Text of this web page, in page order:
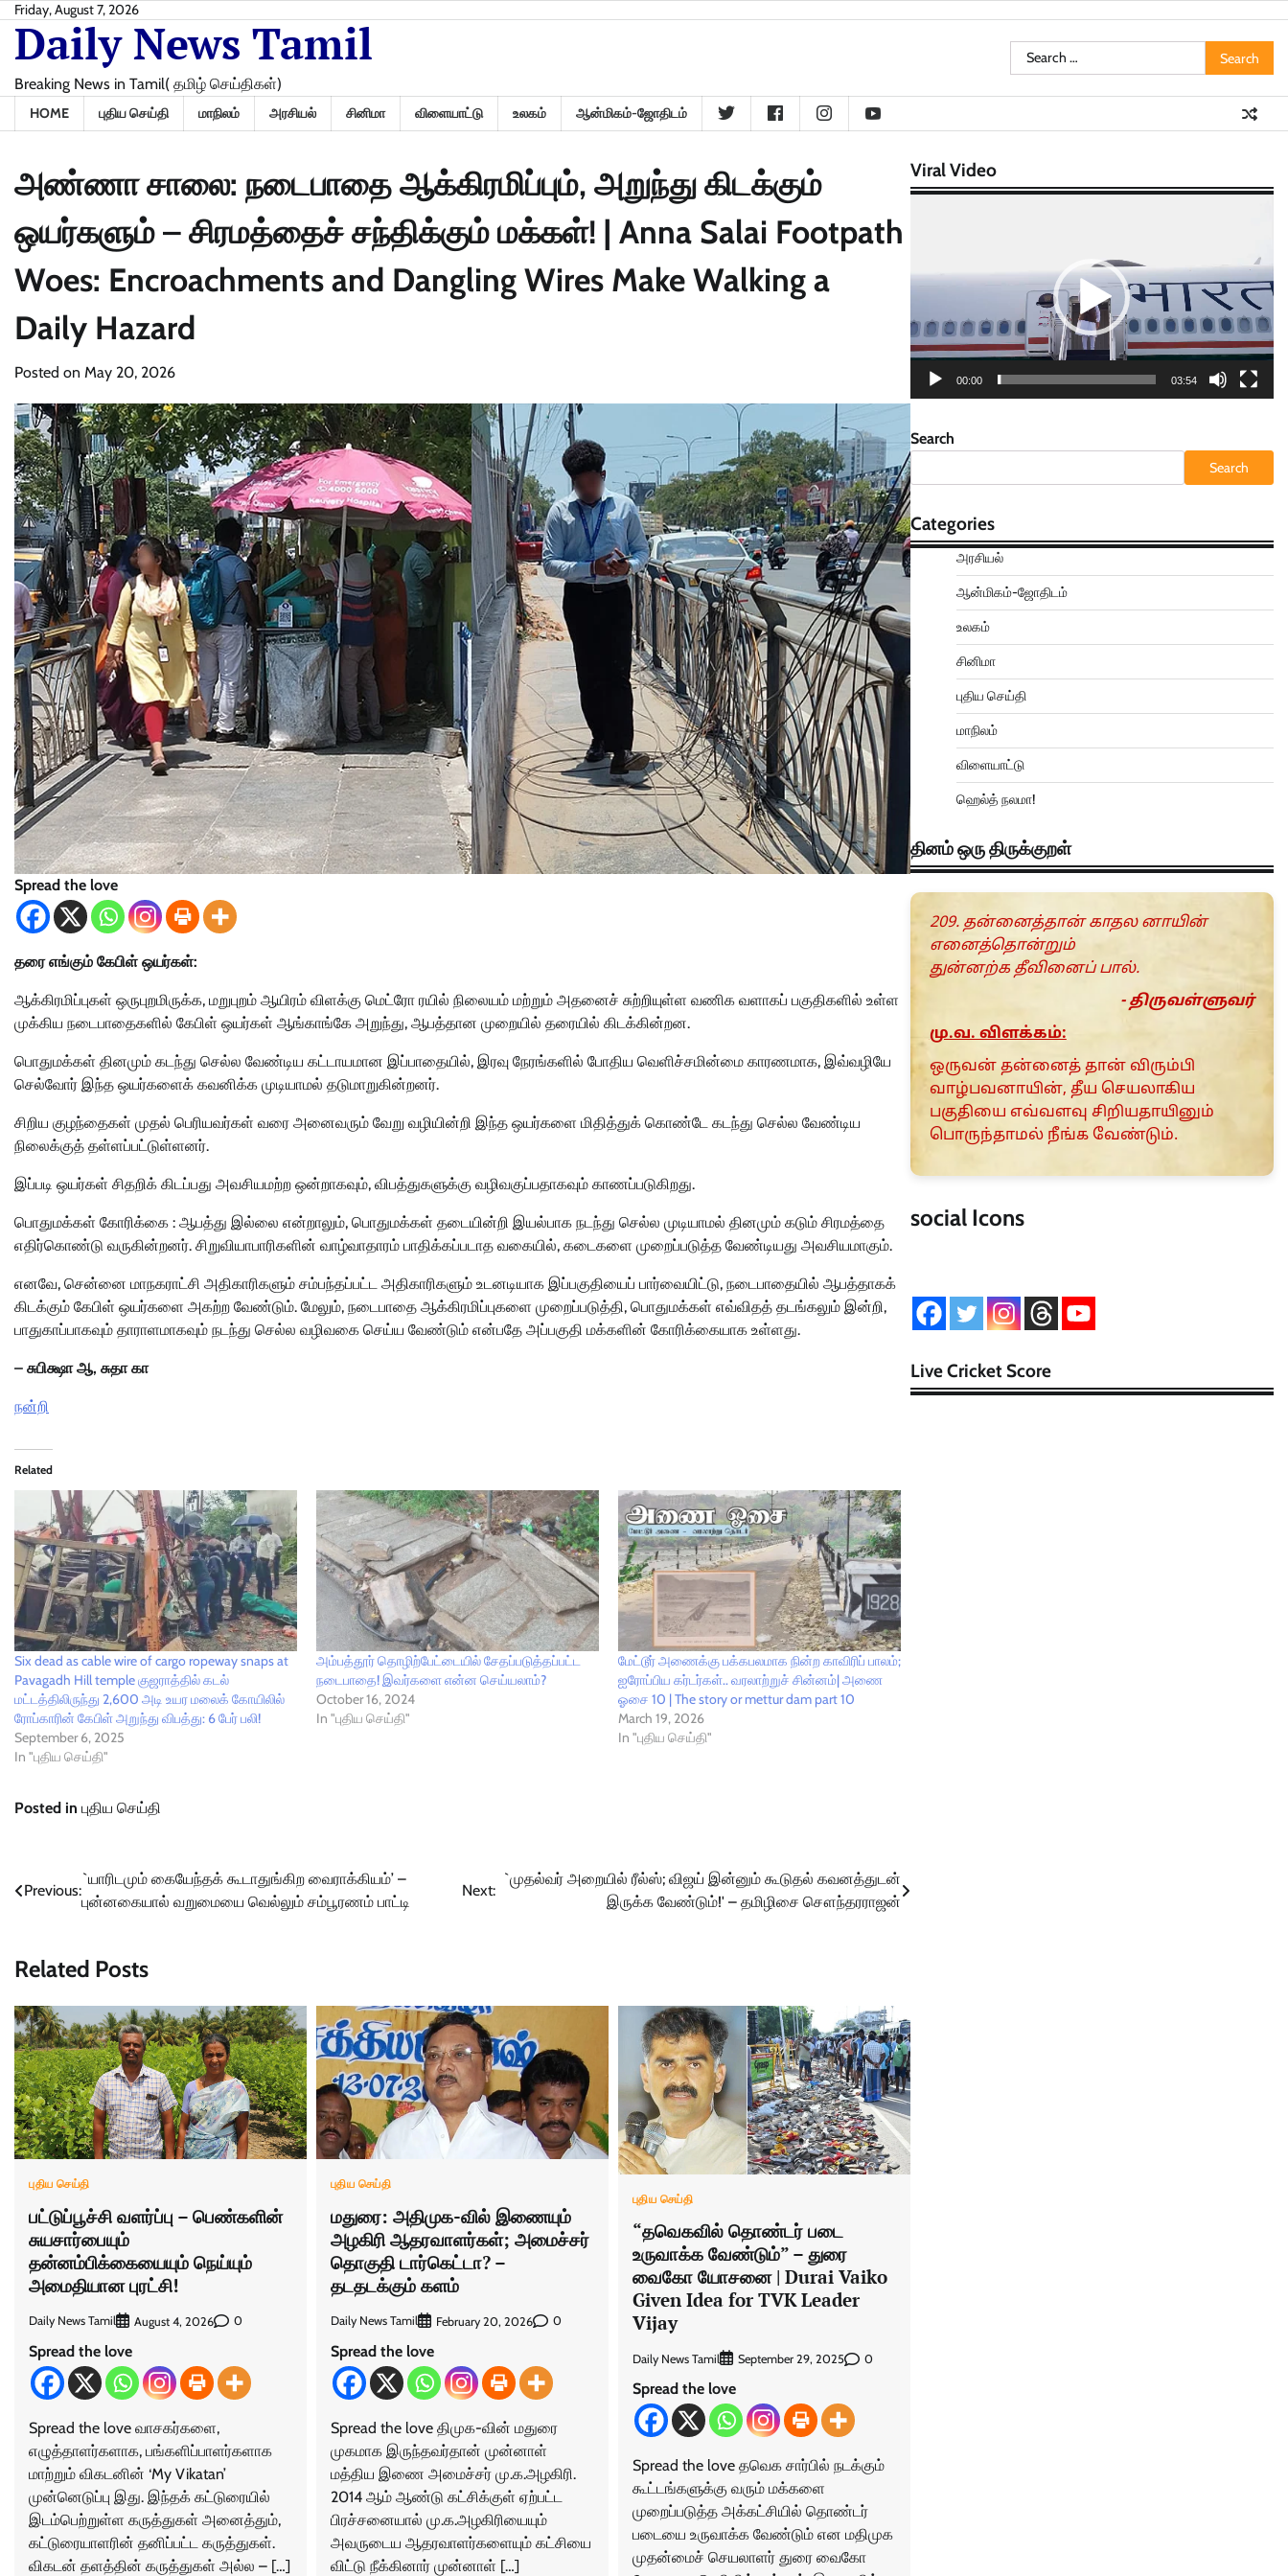
Skip
content
Friday, August 7, 2026
Daily News Tamil
Breaking News in Tamil( தமிழ் செய்திகள்)
Search
for:
HOME புதிய செய்தி மாநிலம் அரசியல் சினிமா விளையாட்டு உலகம் ஆன்மிகம்-ஜோதிடம்
அண்ணா சாலை: நடைபாதை ஆக்கிரமிப்பும், அறுந்து கிடக்கும்
ஒயர்களும் – சிரமத்தைச் சந்திக்கும் மக்கள்! | Anna Salai Footpath
Woes: Encroachments and Dangling Wires Make Walking a
Daily Hazard
Posted on May 20, 2026
Spread the love
தரை எங்கும் கேபிள் ஒயர்கள்:
ஆக்கிரமிப்புகள் ஒருபுறமிருக்க, மறுபுறம் ஆயிரம் விளக்கு மெட்ரோ ரயில் நிலையம் மற்றும் அதனைச் சுற்றியுள்ள வணிக வளாகப் பகுதிகளில் உள்ள
முக்கிய நடைபாதைகளில் கேபிள் ஒயர்கள் ஆங்காங்கே அறுந்து, ஆபத்தான முறையில் தரையில் கிடக்கின்றன.
பொதுமக்கள் தினமும் கடந்து செல்ல வேண்டிய கட்டாயமான இப்பாதையில், இரவு நேரங்களில் போதிய வெளிச்சமின்மை காரணமாக, இவ்வழியே
செல்வோர் இந்த ஒயர்களைக் கவனிக்க முடியாமல் தடுமாறுகின்றனர்.
சிறிய குழந்தைகள் முதல் பெரியவர்கள் வரை அனைவரும் வேறு வழியின்றி இந்த ஒயர்களை மிதித்துக் கொண்டே கடந்து செல்ல வேண்டிய
நிலைக்குத் தள்ளப்பட்டுள்ளனர்.
இப்படி ஒயர்கள் சிதறிக் கிடப்பது அவசியமற்ற ஒன்றாகவும், விபத்துகளுக்கு வழிவகுப்பதாகவும் காணப்படுகிறது.
பொதுமக்கள் கோரிக்கை : ஆபத்து இல்லை என்றாலும், பொதுமக்கள் தடையின்றி இயல்பாக நடந்து செல்ல முடியாமல் தினமும் கடும் சிரமத்தை
எதிர்கொண்டு வருகின்றனர். சிறுவியாபாரிகளின் வாழ்வாதாரம் பாதிக்கப்படாத வகையில், கடைகளை முறைப்படுத்த வேண்டியது அவசியமாகும்.
எனவே, சென்னை மாநகராட்சி அதிகாரிகளும் சம்பந்தப்பட்ட அதிகாரிகளும் உடனடியாக இப்பகுதியைப் பார்வையிட்டு, நடைபாதையில் ஆபத்தாகக்
கிடக்கும் கேபிள் ஒயர்களை அகற்ற வேண்டும். மேலும், நடைபாதை ஆக்கிரமிப்புகளை முறைப்படுத்தி, பொதுமக்கள் எவ்விதத் தடங்கலும் இன்றி,
பாதுகாப்பாகவும் தாராளமாகவும் நடந்து செல்ல வழிவகை செய்ய வேண்டும் என்பதே அப்பகுதி மக்களின் கோரிக்கையாக உள்ளது.
– சுபிக்ஷா ஆ, சுதா கா
நன்றி
Related
Six dead as cable wire of cargo ropeway snaps at
Pavagadh Hill temple குஜராத்தில் கடல்
மட்டத்திலிருந்து 2,600 அடி உயர மலைக் கோயிலில்
ரோப்காரின் கேபிள் அறுந்து விபத்து: 6 பேர் பலி!
September 6, 2025
In "புதிய செய்தி"
அம்பத்தூர் தொழிற்பேட்டையில் சேதப்படுத்தப்பட்ட
நடைபாதை! இவர்களை என்ன செய்யலாம்?
October 16, 2024
In "புதிய செய்தி"
மேட்டூர் அணைக்கு பக்கபலமாக நின்ற காவிரிப் பாலம்;
ஐரோப்பிய கர்டர்கள்.. வரலாற்றுச் சின்னம்| அணை
ஓசை 10 | The story or mettur dam part 10
March 19, 2026
In "புதிய செய்தி"
Posted in புதிய செய்தி
Post
navigation
Previous:
`யாரிடமும் கையேந்தக் கூடாதுங்கிற வைராக்கியம்’ –
புன்னகையால் வறுமையை வெல்லும் சம்பூரணம் பாட்டி
Next:
`முதல்வர் அறையில் ரீல்ஸ்; விஜய் இன்னும் கூடுதல் கவனத்துடன்
இருக்க வேண்டும்!' – தமிழிசை சௌந்தரராஜன்
Related Posts
புதிய செய்தி
பட்டுப்பூச்சி வளர்ப்பு – பெண்களின்
சுயசார்பையும்
தன்னம்பிக்கையையும் நெய்யும்
அமைதியான புரட்சி!
Daily News Tamil August 4, 2026 0
Spread the love
Spread the love வாசகர்களை,
எழுத்தாளர்களாக, பங்களிப்பாளர்களாக
மாற்றும் விகடனின் ‘My Vikatan’
முன்னெடுப்பு இது. இந்தக் கட்டுரையில்
இடம்பெற்றுள்ள கருத்துகள் அனைத்தும்,
கட்டுரையாளரின் தனிப்பட்ட கருத்துகள்.
விகடன் தளத்தின் கருத்துகள் அல்ல – […]
புதிய செய்தி
மதுரை: அதிமுக-வில் இணையும்
அழகிரி ஆதரவாளர்கள்; அமைச்சர்
தொகுதி டார்கெட்டா? –
தடதடக்கும் களம்
Daily News Tamil February 20, 2026 0
Spread the love
Spread the love திமுக-வின் மதுரை
முகமாக இருந்தவர்தான் முன்னாள்
மத்திய இணை அமைச்சர் மு.க.அழகிரி.
2014 ஆம் ஆண்டு கட்சிக்குள் ஏற்பட்ட
பிரச்சனையால் மு.க.அழகிரியையும்
அவருடைய ஆதரவாளர்களையும் கட்சியை
விட்டு நீக்கினார் முன்னாள் […]
புதிய செய்தி
“தவெகவில் தொண்டர் படை
உருவாக்க வேண்டும்” – துரை
வைகோ யோசனை | Durai Vaiko
Given Idea for TVK Leader
Vijay
Daily News Tamil September 29, 2025 0
Spread the love
Spread the love தவெக சார்பில் நடக்கும்
கூட்டங்களுக்கு வரும் மக்களை
முறைப்படுத்த அக்கட்சியில் தொண்டர்
படையை உருவாக்க வேண்டும் என மதிமுக
முதன்மைச் செயலாளர் துரை வைகோ
Viral Video
00:00 03:54
Search
Search
Categories
அரசியல்
ஆன்மிகம்-ஜோதிடம்
உலகம்
சினிமா
புதிய செய்தி
மாநிலம்
விளையாட்டு
ஹெல்த் நலமா!
தினம் ஒரு திருக்குறள்
209. தன்னைத்தான் காதல னாயின்
எனைத்தொன்றும்
துன்னற்க தீவினைப் பால்.
- திருவள்ளுவர்
மு.வ. விளக்கம்:
ஒருவன் தன்னைத் தான் விரும்பி
வாழ்பவனாயின், தீய செயலாகிய
பகுதியை எவ்வளவு சிறியதாயினும்
பொருந்தாமல் நீங்க வேண்டும்.
social Icons
Live Cricket Score